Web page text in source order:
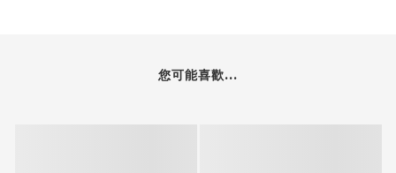
您可能喜歡...